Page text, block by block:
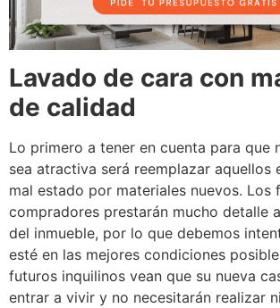
Lavado de cara con
de calidad
Lo primero a tener en cuenta para que
sea atractiva será reemplazar aquellos
mal estado por materiales nuevos. Los
compradores prestarán mucho detalle
del inmueble, por lo que debemos
esté en las mejores condiciones
futuros inquilinos vean que su nueva
entrar a vivir y no necesitarán realizar